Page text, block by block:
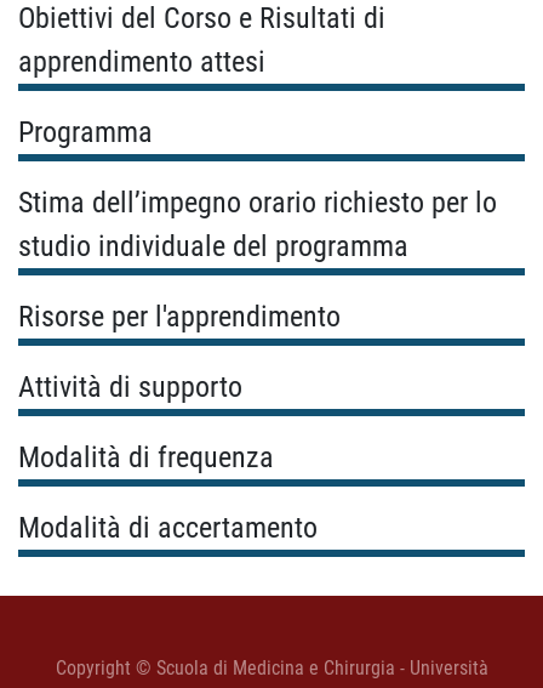
Obiettivi del Corso e Risultati di
apprendimento attesi
Programma
Stima dell’impegno orario richiesto per lo
studio individuale del programma
Risorse per l'apprendimento
Attività di supporto
Modalità di frequenza
Modalità di accertamento
Copyright © Scuola di Medicina e Chirurgia - Università